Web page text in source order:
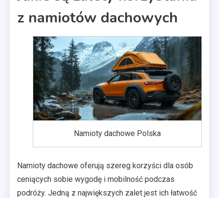
z namiotów dachowych
Namioty dachowe Polska
Namioty dachowe oferują szereg korzyści dla osób
ceniących sobie wygodę i mobilność podczas
podróży. Jedną z największych zalet jest ich łatwość